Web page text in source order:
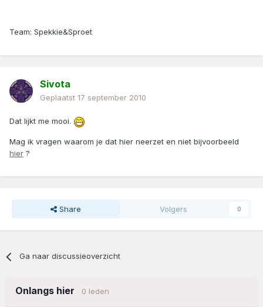
Team: Spekkie&Sproet
Sivota
Geplaatst 17 september 2010
Dat lijkt me mooi.
Mag ik vragen waarom je dat hier neerzet en niet bijvoorbeeld
hier ?
Share Volgers 0
Ga naar discussieoverzicht
Onlangs hier 0 leden